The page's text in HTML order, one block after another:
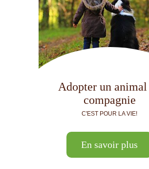
Adopter un animal
compagnie
C'EST POUR LA VIE!
En savoir plus